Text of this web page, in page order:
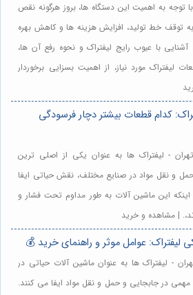
با توجه به اهمیت این دستگاه ها، بروز هرگونه نقص
توقف خط تولید، افزایش هزینه ها و کاهش بهره
با عیوب رایج لیفتراک و نحوه رفع آن ها،
لیفتراک مورد نیاز، از اهمیت بسزایی برخوردار
کدام قطعات بیشتر دچار فرسودگی
- لیفتراک ها به عنوان یکی از اصلی ترین
حمل و نقل مواد در صنایع مختلف، نقش حیاتی ایفا
اینکه این ماشین آلات به طور مداوم تحت فشار و
| مشاهده و خرید
لیفتراک: عوامل موثر و راهنمای خرید 💰
- لیفتراک ها به عنوان ماشین آلات حیاتی در
در جابجایی و حمل و نقل مواد ایفا می کنند.